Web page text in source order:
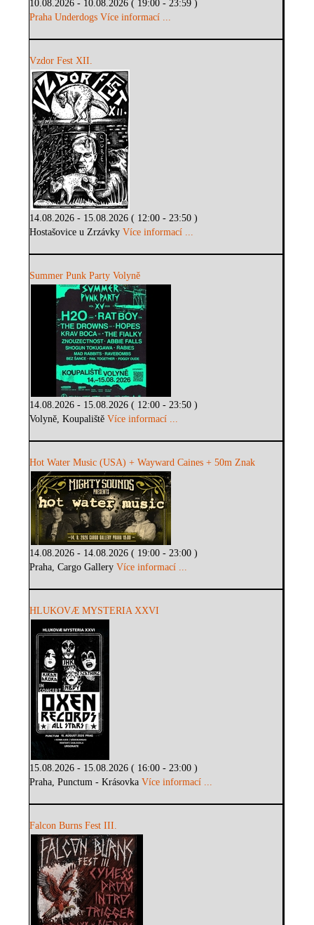
10.08.2026 - 10.08.2026 ( 19:00 - 23:59 )
Praha Underdogs Více informací ...
Vzdor Fest XII.
14.08.2026 - 15.08.2026 ( 12:00 - 23:50 )
Hostašovice u ZrzávkyVíce informací ...
Summer Punk Party Volyně
14.08.2026 - 15.08.2026 ( 12:00 - 23:50 )
Volyně, KoupalištěVíce informací ...
Hot Water Music (USA) + Wayward Caines + 50m Znak
14.08.2026 - 14.08.2026 ( 19:00 - 23:00 )
Praha, Cargo GalleryVíce informací ...
HLUKOVÆ MYSTERIA XXVI
15.08.2026 - 15.08.2026 ( 16:00 - 23:00 )
Praha, Punctum - KrásovkaVíce informací ...
Falcon Burns Fest III.